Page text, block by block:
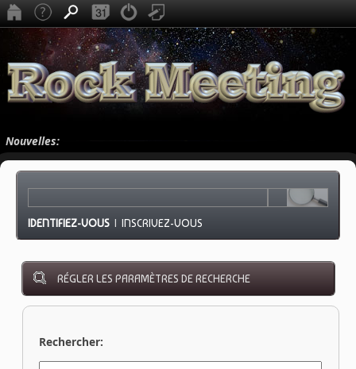
Nouvelles:
IDENTIFIEZ-VOUS |INSCRIVEZ-VOUS
RÉGLER LES PARAMÈTRES DE RECHERCHE
Rechercher: